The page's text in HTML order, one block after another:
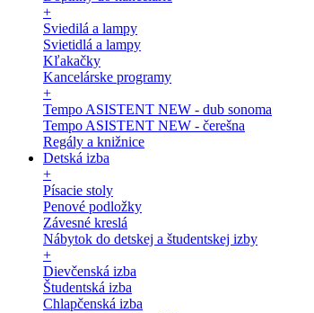
+
Sviedilá a lampy
Svietidlá a lampy
Kľakačky
Kancelárske programy
+
Tempo ASISTENT NEW - dub sonoma
Tempo ASISTENT NEW - čerešna
Regály a knižnice
Detská izba
+
Písacie stoly
Penové podložky
Závesné kreslá
Nábytok do detskej a študentskej izby
+
Dievčenská izba
Študentská izba
Chlapčenská izba